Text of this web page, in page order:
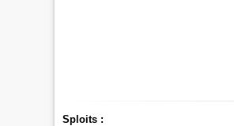
Sploits :